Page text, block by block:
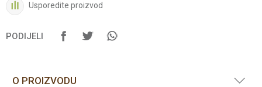
Usporedite proizvod
PODIJELI
O PROIZVODU